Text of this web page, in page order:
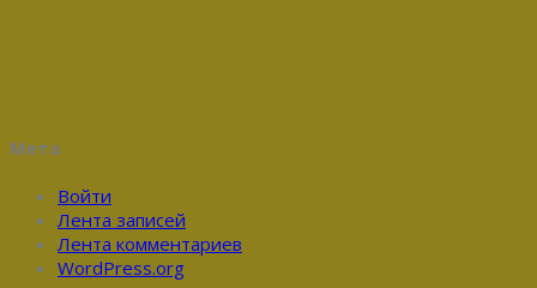
Мета
Войти
Лента записей
Лента комментариев
WordPress.org